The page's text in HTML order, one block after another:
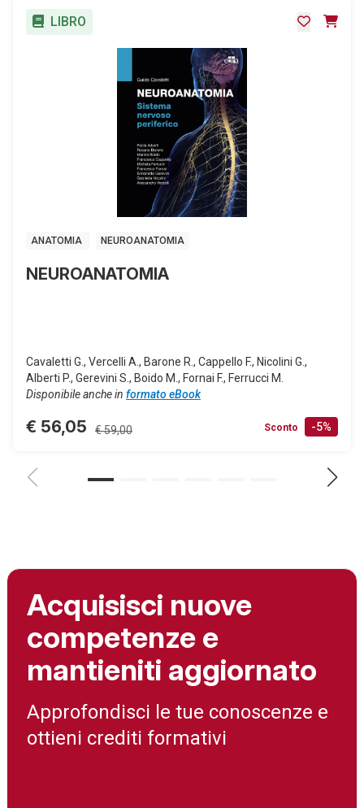
LIBRO
ANATOMIA NEUROANATOMIA
NEUROANATOMIA
Cavaletti G., Vercelli A., Barone R., Cappello F., Nicolini G.,
Alberti P., Gerevini S., Boido M., Fornai F., Ferrucci M.
Disponibile anche in formato eBook
€ 56,05 € 59,00 Sconto -5%
Acquisisci nuove
competenze e
mantieniti aggiornato
Approfondisci le tue conoscenze e
ottieni crediti formativi